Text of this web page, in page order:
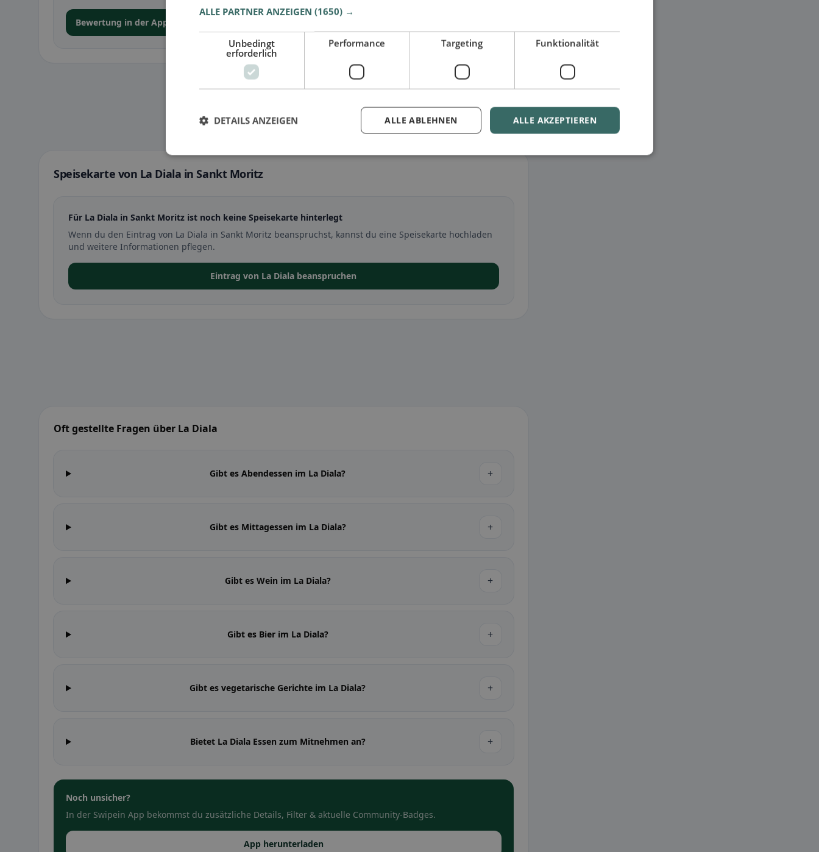
Bewertung in der App abgeben
Speisekarte von La Diala in Sankt Moritz
Für La Diala in Sankt Moritz ist noch keine Speisekarte hinterlegt
Wenn du den Eintrag von La Diala in Sankt Moritz beanspruchst, kannst du eine Speisekarte hochladen
und weitere Informationen pflegen.
Eintrag von La Diala beanspruchen
Oft gestellte Fragen über La Diala
Gibt es Abendessen im La Diala? +
Gibt es Mittagessen im La Diala? +
Gibt es Wein im La Diala? +
Gibt es Bier im La Diala? +
Gibt es vegetarische Gerichte im La Diala? +
Bietet La Diala Essen zum Mitnehmen an? +
Noch unsicher?
In der Swipein App bekommst du zusätzliche Details, Filter & aktuelle Community-Badges.
App herunterladen
ALLE PARTNER ANZEIGEN (1650) →
Unbedingt
erforderlich
Performance Targeting Funktionalität
ALLE AKZEPTIEREN
ALLE ABLEHNEN
DETAILS ANZEIGEN